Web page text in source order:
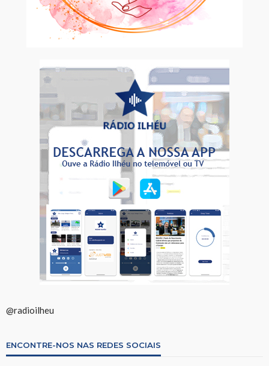
@radioilheu
ENCONTRE-NOS NAS REDES SOCIAIS